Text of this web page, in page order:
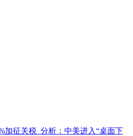
加征关税 分析：中美进入“桌面下